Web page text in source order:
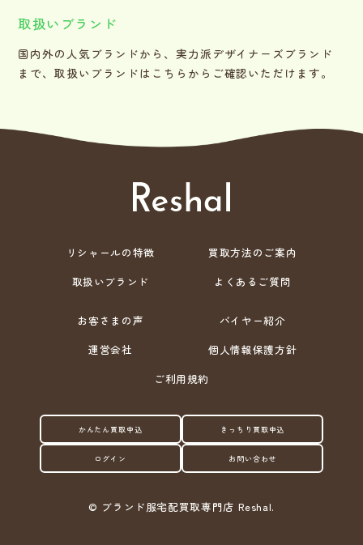
取扱いブランド
国内外の人気ブランドから、実力派デザイナーズブランド
まで、取扱いブランドはこちらからご確認いただけます。
リシャールの特徴
買取方法のご案内
取扱いブランド
よくあるご質問
お客さまの声
バイヤー紹介
運営会社
個人情報保護方針
ご利用規約
かんたん買取申込 きっちり買取申込
ログイン お問い合わせ
© ブランド服宅配買取専門店 Reshal.